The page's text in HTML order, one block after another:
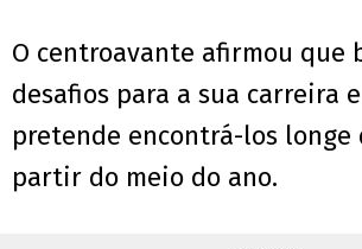
O centroavante afirmou que
desafios para a sua carreira
pretende encontrá-los longe
partir do meio do ano.